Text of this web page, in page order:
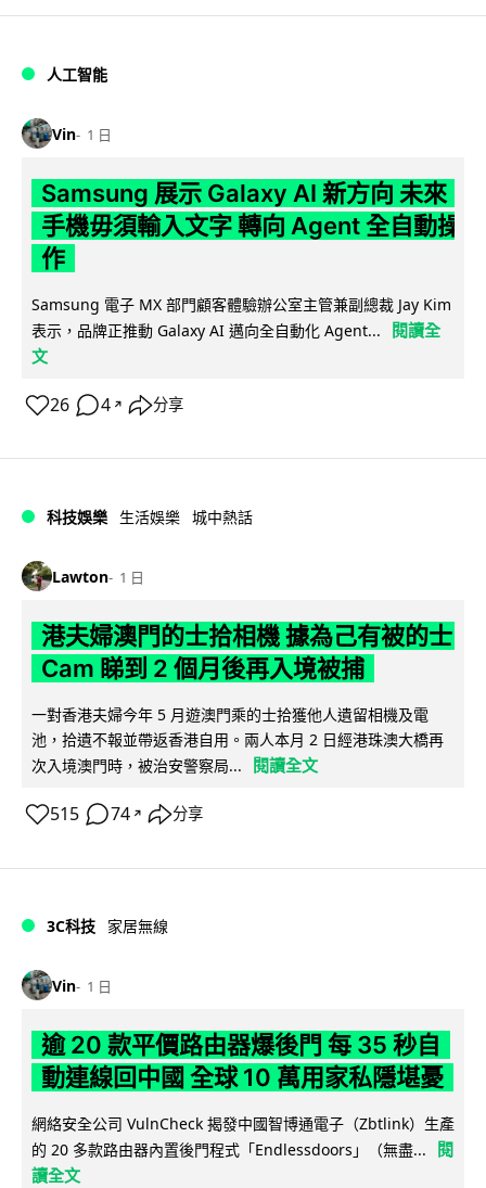
人工智能
Vin 1 日
Samsung 展示 Galaxy AI 新方向 未來
手機毋須輸入文字 轉向 Agent 全自動操
作
Samsung 電子 MX 部門顧客體驗辦公室主管兼副總裁 Jay Kim
表示，品牌正推動 Galaxy AI 邁向全自動化 Agent...
閱讀全
文
26 4 ↗ 分享
科技娛樂 生活娛樂 城中熱話
Lawton 1 日
港夫婦澳門的士拾相機 據為己有被的士
Cam 睇到 2 個月後再入境被捕
一對香港夫婦今年 5 月遊澳門乘的士拾獲他人遺留相機及電
池，拾遺不報並帶返香港自用。兩人本月 2 日經港珠澳大橋再
次入境澳門時，被治安警察局...
閱讀全文
515 74 ↗ 分享
3C科技 家居無線
Vin 1 日
逾 20 款平價路由器爆後門 每 35 秒自
動連線回中國 全球 10 萬用家私隱堪憂
網絡安全公司 VulnCheck 揭發中國智博通電子（Zbtlink）生產
的 20 多款路由器內置後門程式「Endlessdoors」（無盡...
閱
讀全文